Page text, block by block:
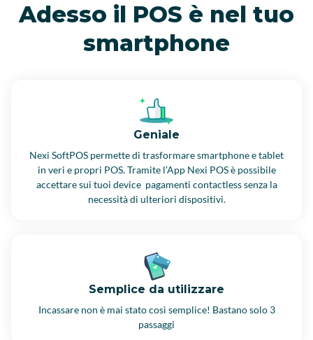
Adesso il POS è nel tuo
smartphone
Geniale
Nexi SoftPOS permette di trasformare smartphone e tablet
in veri e propri POS. Tramite l’App Nexi POS è possibile
accettare sui tuoi device pagamenti contactless senza la
necessità di ulteriori dispositivi.
Semplice da utilizzare
Incassare non è mai stato così semplice! Bastano solo 3
passaggi